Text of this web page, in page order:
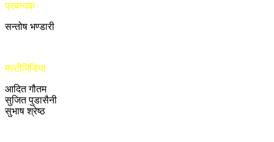
प्रबन्धक
सन्तोष भण्डारी
मल्टीमिडिया
आदित गौतम
सुजित पुडासैनी
सुभाष श्रेष्ठ